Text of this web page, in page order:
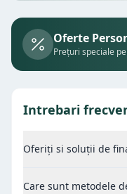
Oferte
Prețuri speciale
Intrebari
Oferiți si soluții de
Care sunt metodele